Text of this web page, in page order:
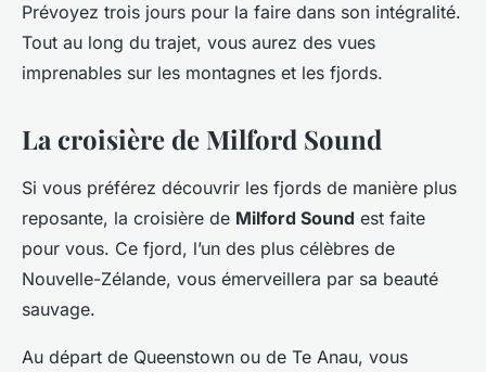
Prévoyez trois jours pour la faire dans son intégralité.
Tout au long du trajet, vous aurez des vues
imprenables sur les montagnes et les fjords.
La croisière de Milford Sound
Si vous préférez découvrir les fjords de manière plus
reposante, la croisière de Milford Sound est faite
pour vous. Ce fjord, l’un des plus célèbres de
Nouvelle-Zélande, vous émerveillera par sa beauté
sauvage.
Au départ de Queenstown ou de Te Anau, vous